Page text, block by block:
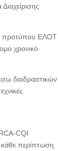
προτύπου ΕΛΟΤ
χρονικό
διαδραστικών
CQI
κάθε περίπτωση